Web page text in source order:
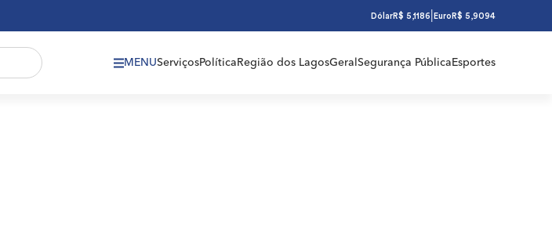
DólarR$ 5,1186 Euro R$ 5,9094
MENUServiçosPolítica Região dos LagosGeral Segurança Pública Esportes